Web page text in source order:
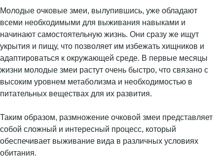
Молодые очковые змеи, вылупившись, уже обладают
всеми необходимыми для выживания навыками и
начинают самостоятельную жизнь. Они сразу же ищут
укрытия и пищу, что позволяет им избежать хищников и
адаптироваться к окружающей среде. В первые месяцы
жизни молодые змеи растут очень быстро, что связано с
высоким уровнем метаболизма и необходимостью в
питательных веществах для их развития.
Таким образом, размножение очковой змеи представляет
собой сложный и интересный процесс, который
обеспечивает выживание вида в различных условиях
обитания.